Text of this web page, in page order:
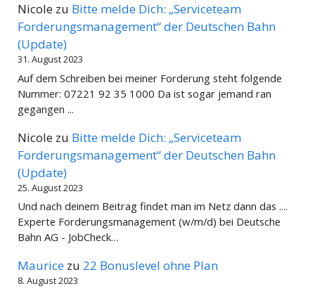
Nicole zu Bitte melde Dich: „Serviceteam
Forderungsmanagement“ der Deutschen Bahn
(Update)
31. August 2023
Auf dem Schreiben bei meiner Forderung steht folgende
Nummer: 07221 92 35 1000 Da ist sogar jemand ran
gegangen ...
Nicole zu Bitte melde Dich: „Serviceteam
Forderungsmanagement“ der Deutschen Bahn
(Update)
25. August 2023
Und nach deinem Beitrag findet man im Netz dann das ....
Experte Forderungsmanagement (w/m/d) bei Deutsche
Bahn AG - JobCheck…
Maurice zu 22 Bonuslevel ohne Plan
8. August 2023